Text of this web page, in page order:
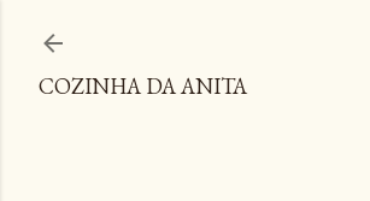
COZINHA DA ANITA